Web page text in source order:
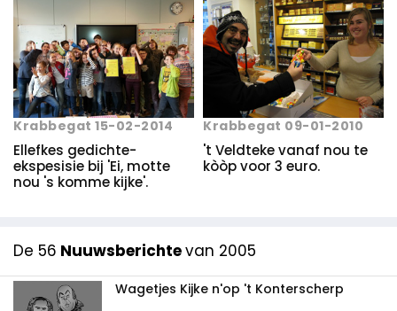
Krabbegat 15-02-2014
Ellefkes gedichte-
ekspesisie bij 'Ei, motte
nou 's komme kijke'.
Krabbegat 09-01-2010
't Veldteke vanaf nou te
kòòp voor 3 euro.
De 56 Nuuwsberichtevan 2005
Wagetjes Kijke n'op 't Konterscherp